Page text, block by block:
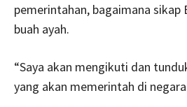
pemerintahan, bagaimana sikap
buah ayah.
“Saya akan mengikuti dan
yang akan memerintah di negara